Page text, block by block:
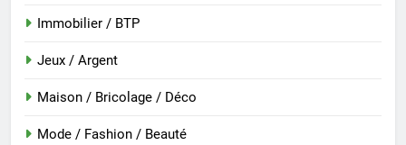
Immobilier / BTP
Jeux / Argent
Maison / Bricolage / Déco
Mode / Fashion / Beauté